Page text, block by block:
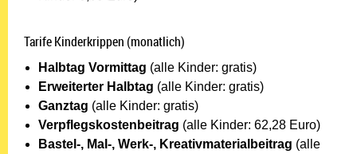
Tarife Kinderkrippen (monatlich)
Halbtag Vormittag (alle Kinder: gratis)
Erweiterter Halbtag (alle Kinder: gratis)
Ganztag (alle Kinder: gratis)
Verpflegskostenbeitrag (alle Kinder: 62,28 Euro)
Bastel-, Mal-, Werk-, Kreativmaterialbeitrag (alle